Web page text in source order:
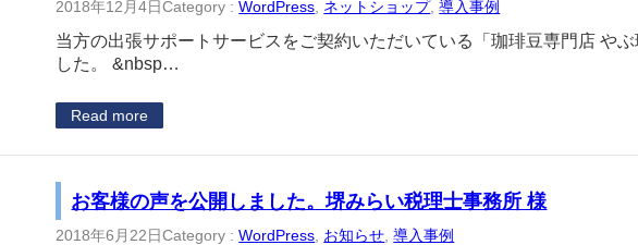
2018年12月4日Category :WordPress ネットショップ, 導入事例
当方の出張サポートサービスをご契約いただいている「珈琲豆専門店 や
した。 &nbsp…
Read more
お客様の声を公開しました。堺みらい税理士事務所 様
2018年6月22日Category :WordPress お知らせ , 導入事例